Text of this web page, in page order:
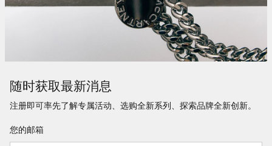
随时获取最新消息
注册即可率先了解专属活动、选购全新系列、探索品牌全新创新。
您的邮箱